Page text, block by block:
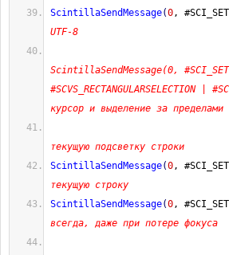
ScintillaSendMessage(0,
UTF-8
ScintillaSendMessage(0,
#SCVS_RECTANGULARSELECTION |
курсор и выделение за пределами
текущую подсветку строки
ScintillaSendMessage(0,
текущую строку
ScintillaSendMessage(0,
всегда, даже при потере фокуса